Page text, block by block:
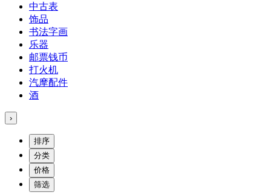
中古表
饰品
书法字画
乐器
邮票钱币
打火机
汽摩配件
酒
›
排序
分类
价格
筛选